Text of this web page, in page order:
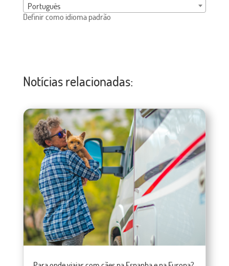
Português
Definir como idioma padrão
Notícias relacionadas: